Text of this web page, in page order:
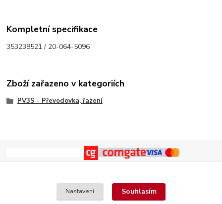
Kompletní specifikace
353238521 / 20-064-5096
Zboží zařazeno v kategoriích
PV3S - Převodovka, řazení
Nastavení Souhlasím